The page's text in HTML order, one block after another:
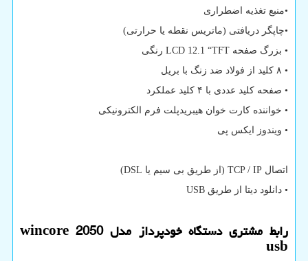
•منبع تغذیه اضطراری
•چاپگر دریافتی (ماتریس نقطه یا حرارتی)
• بزرگ صفحه LCD 12.1 “TFT رنگی
• ۸ کلید از فولاد ضد زنگ با بریل
• صفحه کلید عددی با ۴ کلید عملکرد
• خواننده کارت خوان هیبریدپلت فرم الکترونیکی
• ویندوز ایکس پی
اتصال TCP / IP (از طریق بی سیم یا DSL
)
• دانلود دیتا از طریق USB
رابط مشتری دستگاه خودپرداز مدلwincore 2050
usb